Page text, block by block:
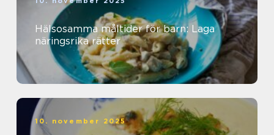
Hälsosamma måltider för barn: Laga
näringsrika rätter
10. november 2025